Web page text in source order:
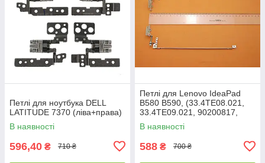
Петлі для ноутбука DELL
LATITUDE 7370 (ліва+права)
В наявності
596,40 ₴ 710 ₴
Петлі для Lenovo IdeaPad
B580 B590, (33.4TE08.021,
33.4TE09.021, 90200817,
пара, ліва+права)
В наявності
588 ₴ 700 ₴